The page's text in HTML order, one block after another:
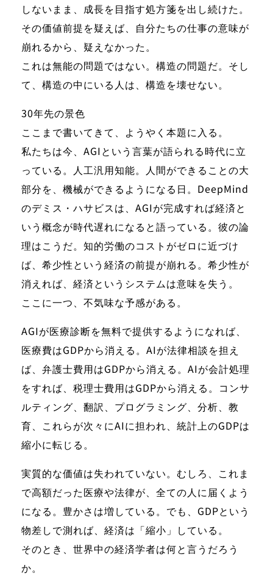
しないまま、成長を目指す処方箋を出し続けた。
その価値前提を疑えば、自分たちの仕事の意味が
崩れるから、疑えなかった。
これは無能の問題ではない。構造の問題だ。そし
て、構造の中にいる人は、構造を壊せない。
30年先の景色
ここまで書いてきて、ようやく本題に入る。
私たちは今、AGIという言葉が語られる時代に立
っている。人工汎用知能。人間ができることの大
部分を、機械ができるようになる日。DeepMind
のデミス・ハサビスは、AGIが完成すれば経済と
いう概念が時代遅れになると語っている。彼の論
理はこうだ。知的労働のコストがゼロに近づけ
ば、希少性という経済の前提が崩れる。希少性が
消えれば、経済というシステムは意味を失う。
ここに一つ、不気味な予感がある。
AGIが医療診断を無料で提供するようになれば、
医療費はGDPから消える。AIが法律相談を担え
ば、弁護士費用はGDPから消える。AIが会計処理
をすれば、税理士費用はGDPから消える。コンサ
ルティング、翻訳、プログラミング、分析、教
育、これらが次々にAIに担われ、統計上のGDPは
縮小に転じる。
実質的な価値は失われていない。むしろ、これま
で高額だった医療や法律が、全ての人に届くよう
になる。豊かさは増している。でも、GDPという
物差しで測れば、経済は「縮小」している。
そのとき、世界中の経済学者は何と言うだろう
か。